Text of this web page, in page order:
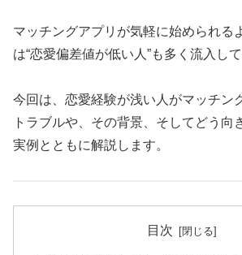
マッチングアプリが気軽に始められる
は“恋愛偏差値が低い人”も多く流入して
今回は、恋愛経験が浅い人がマッチン
トラブルや、その背景、そしてどう向
実例とともに解説します。
目次